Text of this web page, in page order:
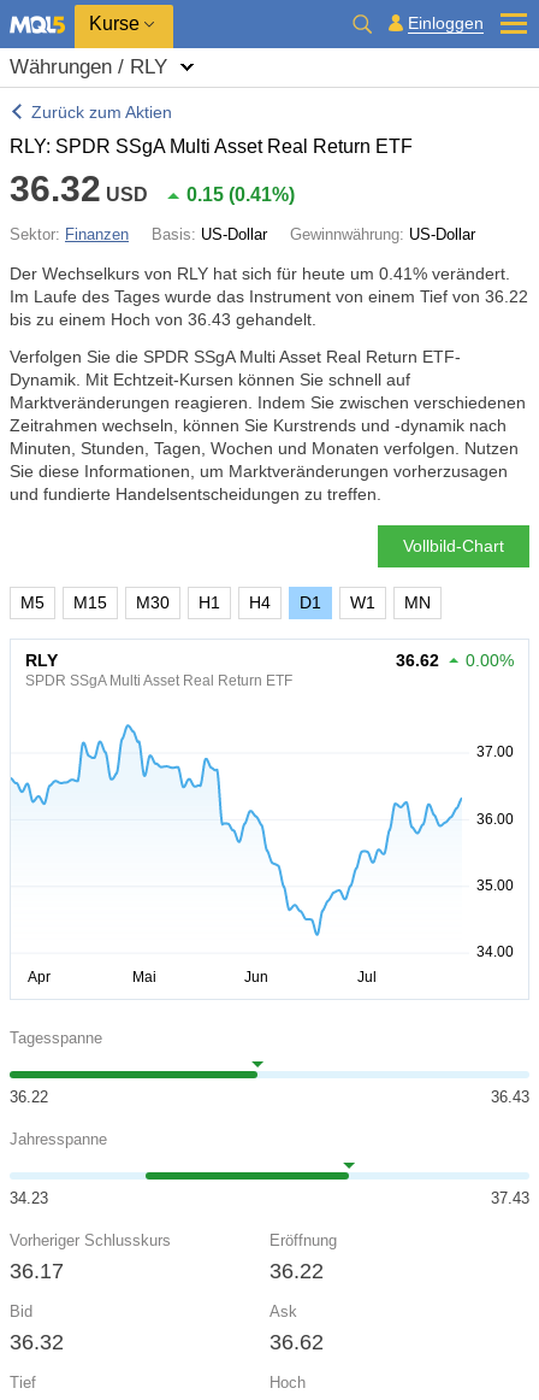
Kurse Einloggen
Währungen / RLY
Zurück zum Aktien
RLY: SPDR SSgA Multi Asset Real Return ETF
36.32 USD 0.15 (0.41%)
Sektor: Finanzen Basis: US-Dollar Gewinnwährung: US-Dollar
Der Wechselkurs von RLY hat sich für heute um 0.41% verändert.
Im Laufe des Tages wurde das Instrument von einem Tief von 36.22
bis zu einem Hoch von 36.43 gehandelt.
Verfolgen Sie die SPDR SSgA Multi Asset Real Return ETF-
Dynamik. Mit Echtzeit-Kursen können Sie schnell auf
Marktveränderungen reagieren. Indem Sie zwischen verschiedenen
Zeitrahmen wechseln, können Sie Kurstrends und -dynamik nach
Minuten, Stunden, Tagen, Wochen und Monaten verfolgen. Nutzen
Sie diese Informationen, um Marktveränderungen vorherzusagen
und fundierte Handelsentscheidungen zu treffen.
Vollbild-Chart
M5 M15 M30 H1 H4 D1 W1 MN
RLY
SPDR SSgA Multi Asset Real Return ETF
36.62 0.00%
Tagesspanne
36.22 36.43
Jahresspanne
34.23 37.43
Vorheriger Schlusskurs
36.17
Eröffnung
36.22
Bid
36.32
Ask
36.62
Tief Hoch